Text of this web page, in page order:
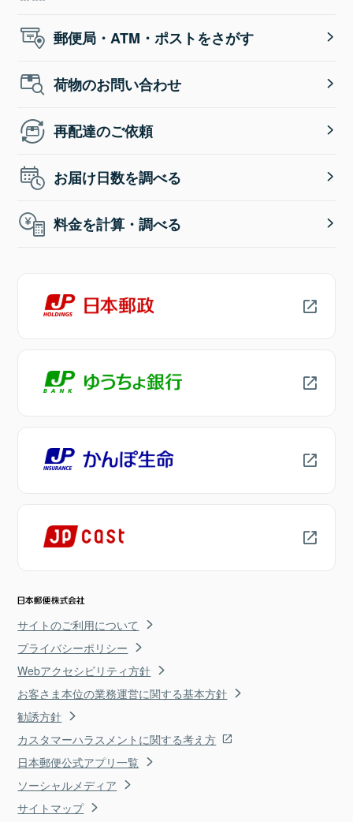
郵便局・ATM・ポストをさがす
荷物のお問い合わせ
再配達のご依頼
お届け日数を調べる
料金を計算・調べる
サイトのご利用について
プライバシーポリシー
Webアクセシビリティ方針
お客さま本位の業務運営に関する基本方針
勧誘方針
カスタマーハラスメントに関する考え方
日本郵便公式アプリ一覧
ソーシャルメディア
サイトマップ